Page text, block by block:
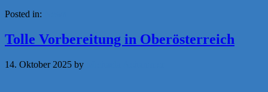
Posted in:
Tolle Vorbereitung in Oberösterreich
14. Oktober 2025 by